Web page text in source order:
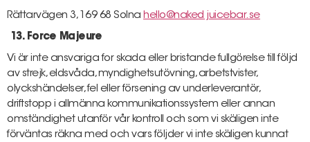
Rättarvägen 3, 169 68 Solna hello@naked juicebar.se
13. Force Majeure
Vi är inte ansvariga for skada eller bristande fullgörelse till följd
av strejk, eldsvåda, myndighetsutövning, arbetstvister,
olyckshändelser, fel eller försening av underleverantör,
driftstopp i allmänna kommunikationssystem eller annan
omständighet utanför vår kontroll och som vi skäligen inte
förväntas räkna med och vars följder vi inte skäligen kunnat